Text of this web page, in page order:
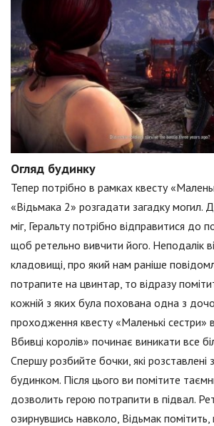
Огляд будинку
Тепер потрібно в рамках квесту
«Відьмака 2» розгадати загадку могил.
міг, Геральту потрібно відправитися до
щоб ретельно вивчити його. Неподалік
кладовищі, про який нам раніше
потрапите на цвинтар, то відразу
кожній з яких була похована одна з
проходження квесту «Маленькі сестри»
Вбивці королів» починає виникати все
Спершу розбийте бочки, які розставлені
будинком. Після цього ви помітите
дозволить герою потрапити в підвал.
озирнувшись навколо, Відьмак